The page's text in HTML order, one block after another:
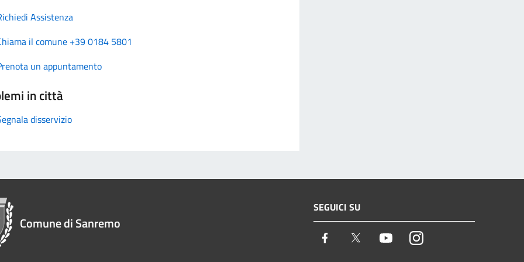
Assistenza
il comune +39 0184 5801
un appuntamento
in città
disservizio
Comune di Sanremo
SEGUICI SU
Facebook Twitter YoutubeInstagram